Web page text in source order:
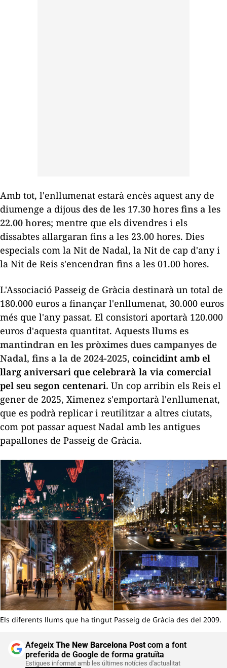
Amb tot, l'enllumenat estarà encès aquest any de
diumenge a dijous des de les 17.30 hores fins a les
22.00 hores; mentre que els divendres i els
dissabtes allargaran fins a les 23.00 hores. Dies
especials com la Nit de Nadal, la Nit de cap d'any i
la Nit de Reis s'encendran fins a les 01.00 hores.
L'Associació Passeig de Gràcia destinarà un total de
180.000 euros a finançar l'enllumenat, 30.000 euros
més que l'any passat. El consistori aportarà 120.000
euros d'aquesta quantitat. Aquests llums es
mantindran en les pròximes dues campanyes de
Nadal, fins a la de 2024-2025, coincidint amb el
llarg aniversari que celebrarà la via comercial
pel seu segon centenari. Un cop arribin els Reis el
gener de 2025, Ximenez s'emportarà l'enllumenat,
que es podrà replicar i reutilitzar a altres ciutats,
com pot passar aquest Nadal amb les antigues
papallones de Passeig de Gràcia.
Els diferents llums que ha tingut Passeig de Gràcia des del 2009.
Afegeix The New Barcelona Postcom a font
preferida de Google de forma gratuïta
Estigues informat amb les últimes notícies d'actualitat